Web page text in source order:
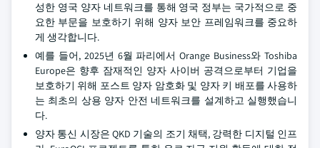
성한 영국 양자 네트워크를 통해 영국 정부는 국가적으로 중
요한 부문을 보호하기 위해 양자 보안 프레임워크를 중요하
게 생각합니다.
예를 들어, 2025년 6월 파리에서 Orange Business와 Toshiba
Europe은 향후 잠재적인 양자 사이버 공격으로부터 기업을
보호하기 위해 포스트 양자 암호화 및 양자 키 배포를 사용하
는 최초의 상용 양자 안전 네트워크를 설계하고 실행했습니
다.
양자 통신 시장은 QKD 기술의 조기 채택, 강력한 디지털 인프